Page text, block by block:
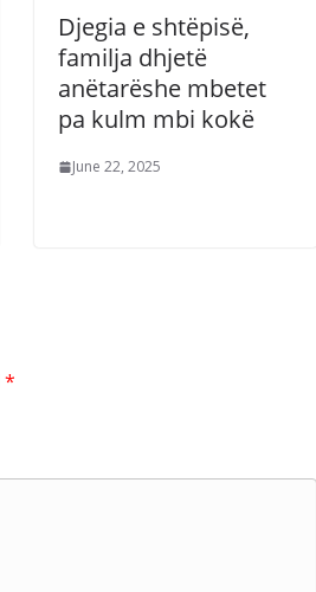
Djegia e shtëpisë,
familja dhjetë
anëtarëshe mbetet
pa kulm mbi kokë
June 22, 2025
*